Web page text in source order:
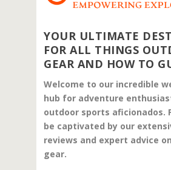
YOUR ULTIMATE
FOR ALL THINGS
GEAR AND HOW TO
Welcome to our incredible
hub for adventure
outdoor sports aficionados.
be captivated by our
reviews and expert advice
gear.